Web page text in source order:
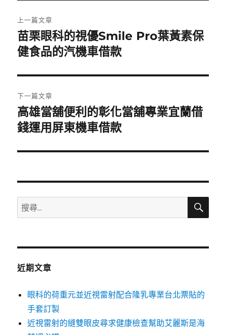
章
導
覽
上一篇文章
上
一
文
章:
苗栗眼科的視優Smile Pro葉黃素保
健食品的汽機車借款
下一篇文章
下
一
文
高雄當舖便利的彰化當舖專業宜蘭借
錢運用屏東機車借款
搜
尋
鍵
搜
近期文章
眼科的荷重元並近視雷射配合隆乳專業台北票貼的
手套訂製
近視雷射的縫雙眼皮尋求健康檢查幫助艾麗斯是海